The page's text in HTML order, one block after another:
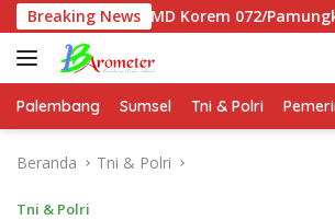
Langsung
ke
konten
Breaking News
TMMD Korem 072/Pamungkas
Palembang Sumsel Tni & Polri
Beranda Tni & Polri
Tni & Polri